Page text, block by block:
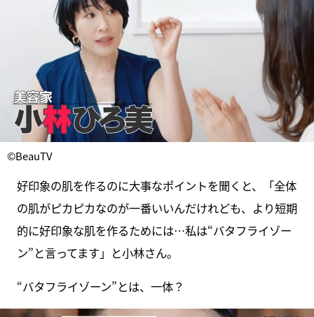
©BeauTV
好印象の肌を作るのに大事なポイントを聞くと、「全体
の肌がピカピカなのが一番いいんだけれども、より短期
的に好印象な肌を作るためには…私は“バタフライゾー
ン”と言ってます」と小林さん。
“バタフライゾーン”とは、一体？